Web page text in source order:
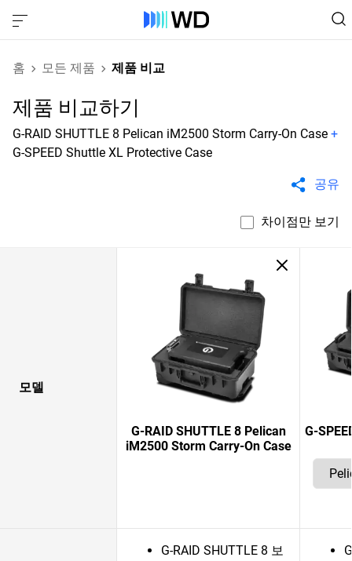
홈 모든 제품 제품 비교
제품 비교하기
G-RAID SHUTTLE 8 Pelican iM2500 Storm Carry-On Case +
G-SPEED Shuttle XL Protective Case
공유
차이점만 보기
모델
G-RAID SHUTTLE 8 Pelican
iM2500 Storm Carry-On Case
G-
G-RAID SHUTTLE 8 보